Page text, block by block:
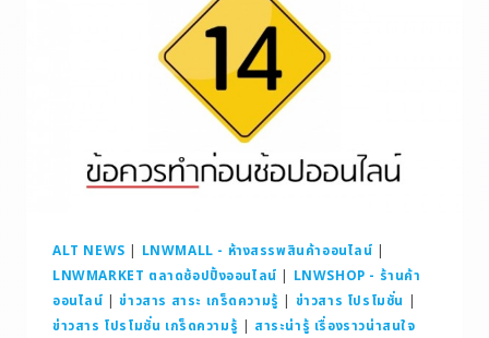
ALT NEWS LNWMALL - ห้างสรรพสินค้าออนไลน์
LNWMARKET ตลาดช้อปปิ้งออนไลน์
LNWSHOP - ร้านค้า
ออนไลน์ |ข่าวสาร สาระ เกร็ดความรู้ ข่าวสาร โปรโมชั่น
ข่าวสาร โปรโมชั่น เกร็ดความรู้
สาระน่ารู้ เรื่องราวน่าสนใจ